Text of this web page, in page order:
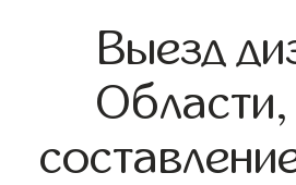
Выезд